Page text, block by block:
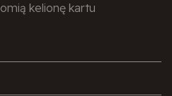
kelionę kartu